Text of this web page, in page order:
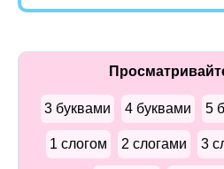
3 буквами 4 буквами 5
1 слогом 2 слогами 3